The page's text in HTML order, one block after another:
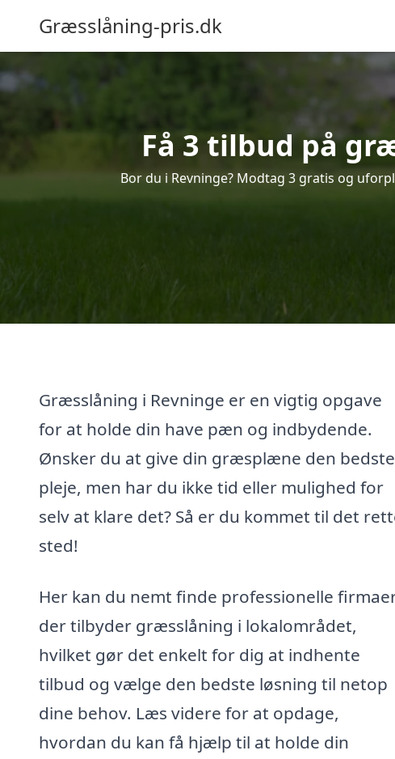
Græsslåning-pris.dk
Få 3 tilbud på
Bor du i Revninge? Modtag 3 gratis og
Græsslåning i Revninge er en vigtig opgave
for at holde din have pæn og indbydende.
Ønsker du at give din græsplæne den bedste
pleje, men har du ikke tid eller mulighed for
selv at klare det? Så er du kommet til det
sted!
Her kan du nemt finde professionelle
der tilbyder græsslåning i lokalområdet,
hvilket gør det enkelt for dig at indhente
tilbud og vælge den bedste løsning til netop
dine behov. Læs videre for at opdage,
hvordan du kan få hjælp til at holde din